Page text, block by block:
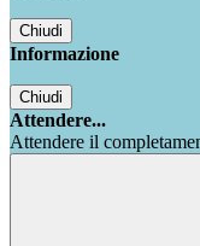
Chiudi
Informazione
Chiudi
Attendere...
Attendere il